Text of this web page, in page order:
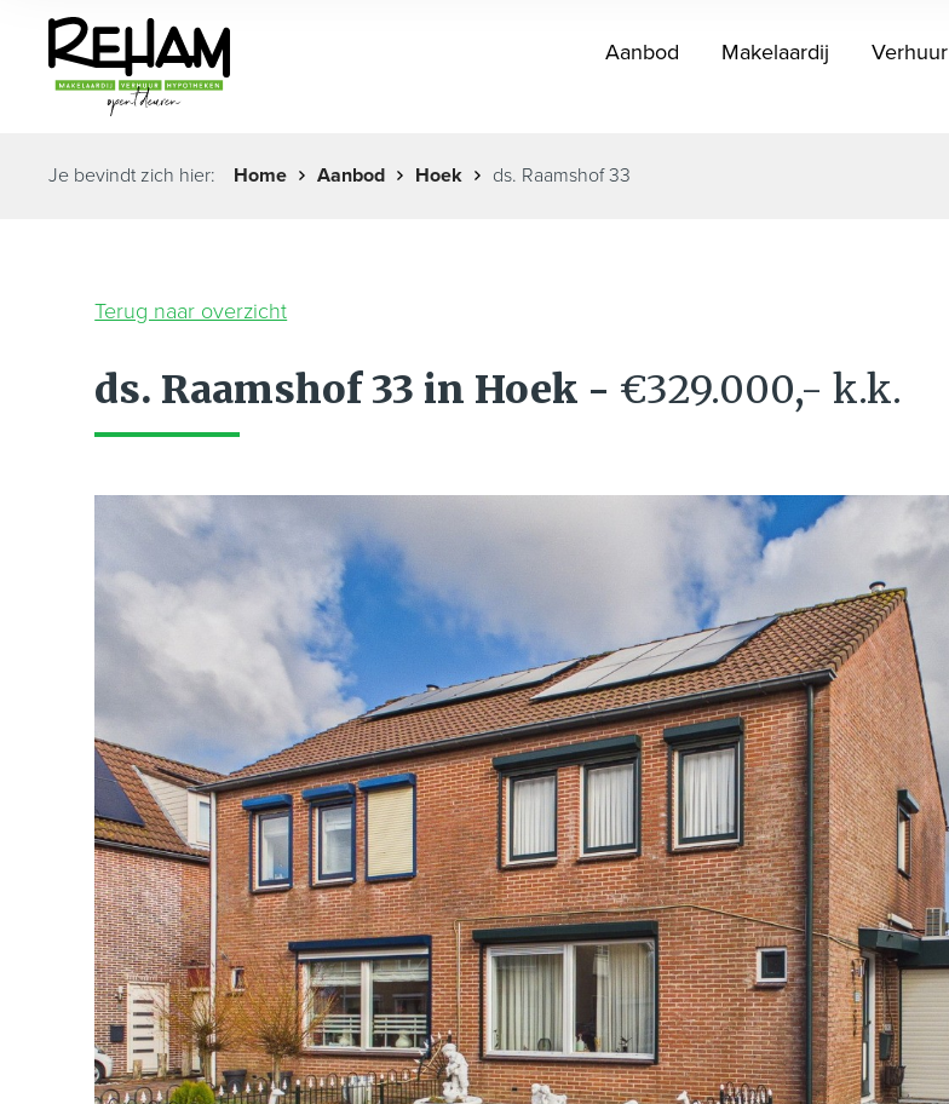
Aanbod Makelaardij Verhuur
Je bevindt zich hier: Home Aanbod Hoek ds. Raamshof 33
Terug naar overzicht
ds. Raamshof 33 in Hoek - €329.000,- k.k.